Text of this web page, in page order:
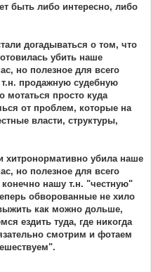
быть либо интересно, либо
догадываться о том, что
убить наше
но полезное для всего
продажную судебную
мотаться просто куда
от проблем, которые на
власти, структуры,
хитронормативно убила наше
но полезное для всего
нашу т.н. "честную"
обворованные не хило
как можно дольше,
ездить туда, где никогда
смотрим и фотаем